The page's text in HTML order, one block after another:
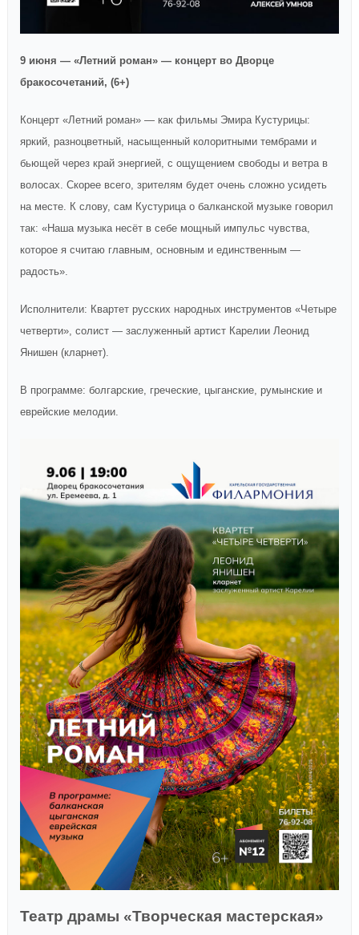
9 июня — «Летний роман» — концерт во Дворце
бракосочетаний, (6+)
Концерт «Летний роман» — как фильмы Эмира Кустурицы:
яркий, разноцветный, насыщенный колоритными тембрами и
бьющей через край энергией, с ощущением свободы и ветра в
волосах. Скорее всего, зрителям будет очень сложно усидеть
на месте. К слову, сам Кустурица о балканской музыке говорил
так: «Наша музыка несёт в себе мощный импульс чувства,
которое я считаю главным, основным и единственным —
радость».
Исполнители: Квартет русских народных инструментов «Четыре
четверти», солист — заслуженный артист Карелии Леонид
Янишен (кларнет).
В программе: болгарские, греческие, цыганские, румынские и
еврейские мелодии.
Театр драмы «Творческая мастерская»